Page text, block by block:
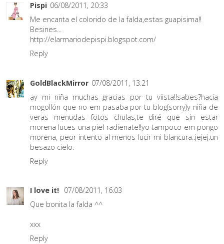
Pispi 06/08/2011, 20:33
Me encanta el colorido de la falda,estas guapisima!!
Besines...
http://elarmariodepispi.blogspot.com/
Reply
GoldBlackMirror 07/08/2011, 13:21
ay mi niña muchas gracias por tu viista!!sabes?hacía
mogollón que no em pasaba por tu blog(sorry)y niña de
veras menudas fotos chulas,te diré que sin estar
morena luces una piel radienate!!yo tampoco em pongo
morena, peor intento al menos lucir mi blancura..jejej.un
besazo cielo.
Reply
I love it! 07/08/2011, 16:03
Que bonita la falda ^^
xxx
Reply